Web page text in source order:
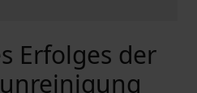
Erfolges der